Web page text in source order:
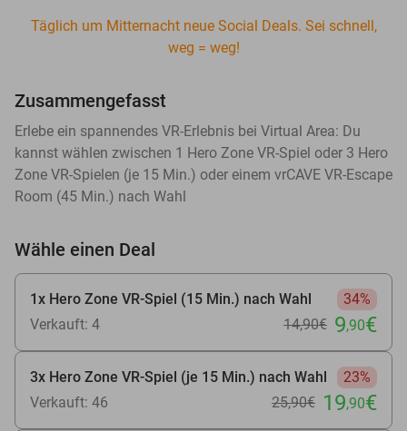
Täglich um Mitternacht neue Social Deals. Sei schnell,
weg = weg!
Zusammengefasst
Erlebe ein spannendes VR-Erlebnis bei Virtual Area: Du
kannst wählen zwischen 1 Hero Zone VR-Spiel oder 3 Hero
Zone VR-Spielen (je 15 Min.) oder einem vrCAVE VR-Escape
Room (45 Min.) nach Wahl
Wähle einen Deal
1x Hero Zone VR-Spiel (15 Min.) nach Wahl
34%
Verkauft: 4
14,90€ 9,90€
3x Hero Zone VR-Spiel (je 15 Min.) nach Wahl
23%
Verkauft: 46
25,90€ 19,90€